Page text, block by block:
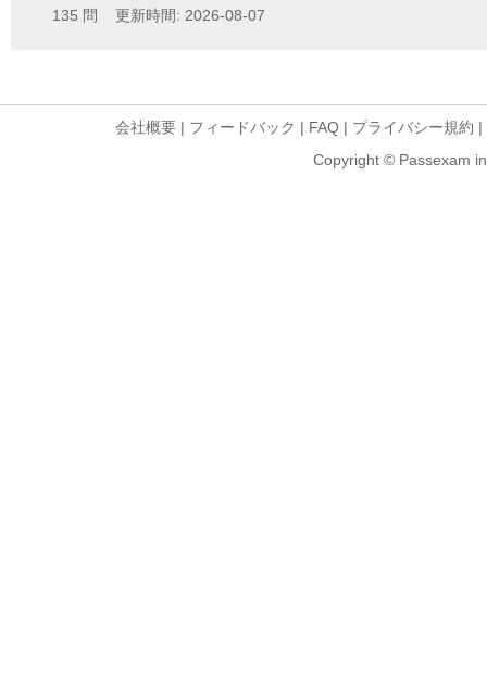
135 問 更新時間: 2026-08-07
会社概要 | フィードバック | FAQ | プライバシー規約 |
Copyright © Passexam